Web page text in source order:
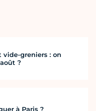
vide-greniers : on
?
à Paris ?